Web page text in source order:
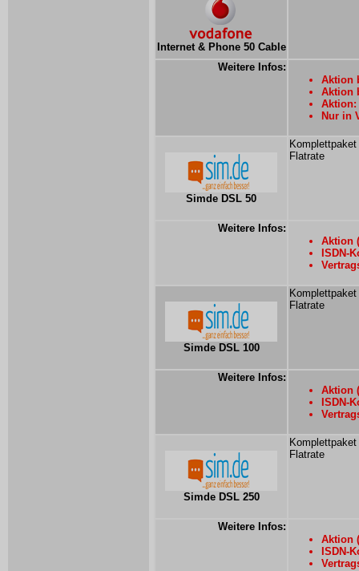
Internet & Phone 50 Cable
Weitere Infos:
Aktion
Aktion
Aktion:
Nur in
Simde DSL 50
Flatrate
Weitere Infos:
Aktion
ISDN-
Simde DSL 100
Flatrate
Weitere Infos:
Aktion
ISDN-
Simde DSL 250
Flatrate
Weitere Infos:
Aktion
ISDN-